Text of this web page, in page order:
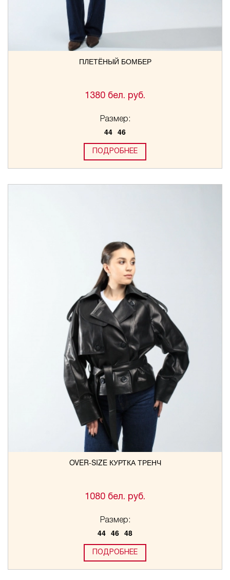
ПЛЕТЁНЫЙ БОМБЕР
1380 бел. руб.
Размер:
44 46
ПОДРОБНЕЕ
OVER-SIZE КУРТКА ТРЕНЧ
1080 бел. руб.
Размер:
44 46 48
ПОДРОБНЕЕ